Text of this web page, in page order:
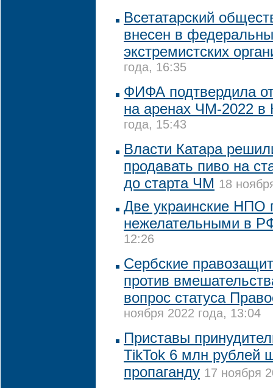
Всетатарский
внесен в
экстремистских
года, 16:35
ФИФА подтвердила
на аренах ЧМ-2022 в
года, 15:43
Власти Катара
продавать пиво на
до старта ЧМ 18
Две украинские НПО
нежелательными в
12:26
Сербские
против
вопрос статуса
ноября 2022 года, 13:04
Приставы
TikTok 6 млн рублей
пропаганду 17 ноября